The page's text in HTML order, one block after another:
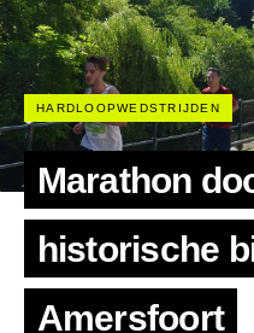
HARDLOOPWEDSTRIJDEN
Marathon
historische
Amersfoort